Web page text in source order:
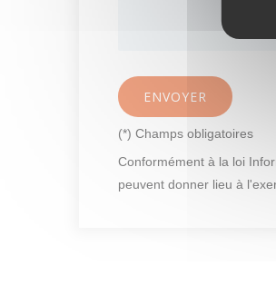
ENVOYER
(*) Champs obligatoires
Conformément à la loi
peuvent donner lieu à